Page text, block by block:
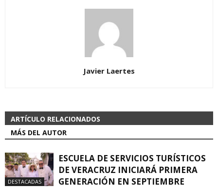
Javier Laertes
ARTÍCULO RELACIONADOS
MÁS DEL AUTOR
DESTACADAS
ESCUELA DE SERVICIOS TURÍSTICOS
DE VERACRUZ INICIARÁ PRIMERA
GENERACIÓN EN SEPTIEMBRE